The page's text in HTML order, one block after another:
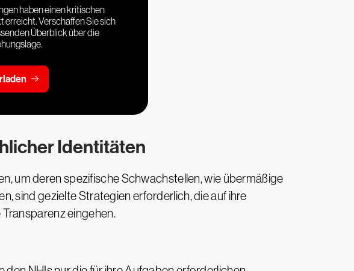
haben einen kritischen
erreicht. Verschaffen Sie sich
Überblick über die
Identitäten
um deren spezifische Schwachstellen, wie übermäßige
sind gezielte Strategien erforderlich, die auf ihre
eingehen.